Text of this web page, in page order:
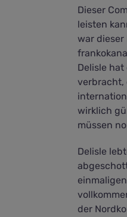
Dieser
leisten
war dieser
Delisle
verbracht,
wirklich
müssen
Delisle
der